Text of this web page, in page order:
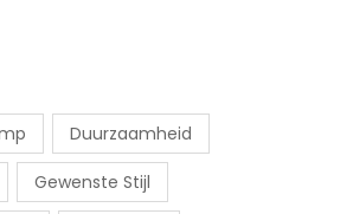
Duurzaamheid
Gewenste Stijl